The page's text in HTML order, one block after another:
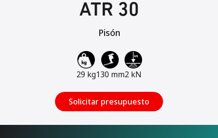
ATR 30
Pisón
29 kg130 mm2 kN
Solicitar presupuesto